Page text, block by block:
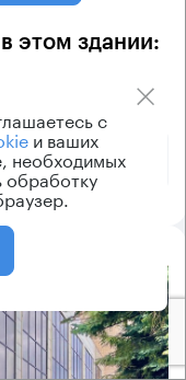
этом здании:
Этаж
₽ 17 - 18
с
и ваших
необходимых
обработку